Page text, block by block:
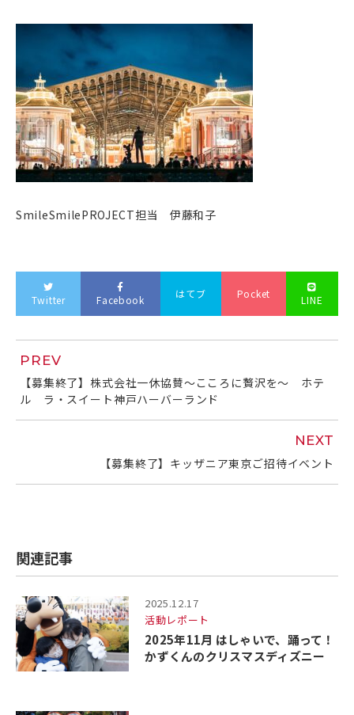
SmileSmilePROJECT担当 伊藤和子
Twitter Facebook はてブ Pocket LINE
PREV
【募集終了】株式会社一休協賛～こころに贅沢を～ ホテ
ル ラ・スイート神戸ハーバーランド
NEXT
【募集終了】キッザニア東京ご招待イベント
関連記事
2025.12.17
活動レポート
2025年11月 はしゃいで、踊って！
かずくんのクリスマスディズニー